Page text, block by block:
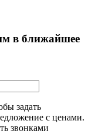
в ближайшее
задать
с ценами.
звонками